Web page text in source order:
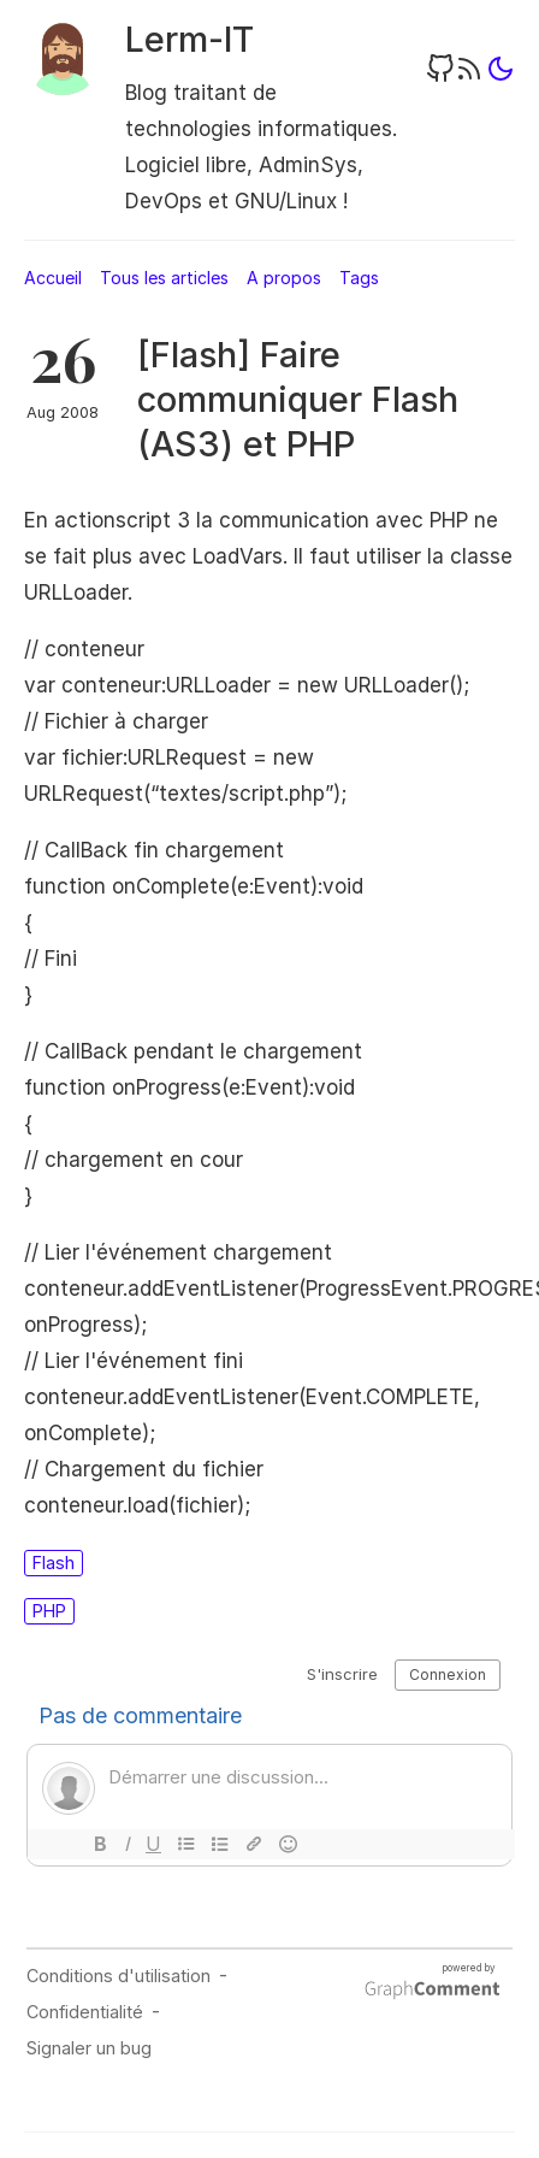
Lerm-IT
Blog traitant de
technologies informatiques.
Logiciel libre, AdminSys,
DevOps et GNU/Linux !
Accueil Tous les articles A propos Tags
26
Aug 2008
[Flash] Faire
communiquer Flash
(AS3) et PHP
En actionscript 3 la communication avec PHP ne
se fait plus avec LoadVars. Il faut utiliser la classe
URLLoader.
// conteneur
var conteneur:URLLoader = new URLLoader();
// Fichier à charger
var fichier:URLRequest = new
URLRequest(“textes/script.php”);
// CallBack fin chargement
function onComplete(e:Event):void
{
// Fini
}
// CallBack pendant le chargement
function onProgress(e:Event):void
{
// chargement en cour
}
// Lier l'événement chargement
onProgress);
// Lier l'événement fini
conteneur.addEventListener(Event.COMPLETE,
onComplete);
// Chargement du fichier
conteneur.load(fichier);
Flash
PHP